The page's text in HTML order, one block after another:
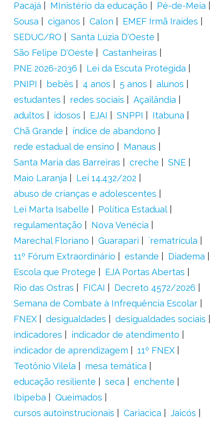
Pacajá
MInistério da educação
Pé-de-Meia
Sousa
ciganos Calon
EMEF Irmã Iraídes
SEDUC/RO
Santa Luzia D'Oeste
São Felipe D'Oeste
Castanheiras
PNE 2026-2036
Lei da Escuta Protegida
PNIPI
bebês 4 anos 5 anos
alunos
estudantes
redes sociais
Açailândia
adultos
idosos EJAI SNPPI
Itabuna
Chã Grande
índice de abandono
rede estadual de ensino
Manaus
Santa Maria das Barreiras
creche
SNE
Maio Laranja
Lei 14.432/202
abuso de crianças e adolescentes
Lei Marta Isabelle
Política Estadual
regulamentação
Nova Venécia
Marechal Floriano
Guarapari
´rematrícula
11º Fórum Extraordinário
estande
Diadema
Escola que Protege
EJA Portas Abertas
Rio das Ostras
FICAI
Decreto 4572/2026
Semana de Combate à Infrequência Escolar
FNEX
desigualdades
desigualdades sociais
indicadores
indicador de atendimento
indicador de aprendizagem
11º FNEX
Teotônio Vilela
mesa temática
educação resiliente
seca
enchente
Ibipeba
Queimados
cursos autoinstrucionais
Cariacica
Jaicós